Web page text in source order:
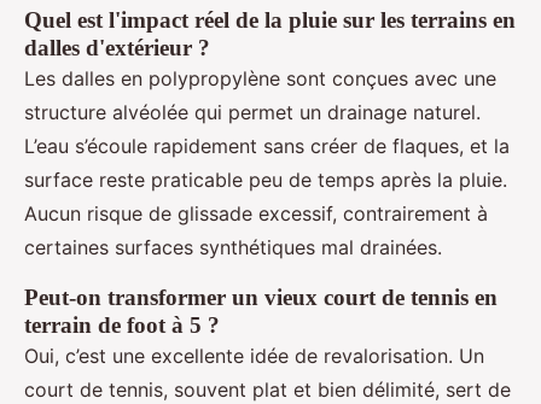
Quel est l'impact réel de la pluie sur les terrains en
dalles d'extérieur ?
Les dalles en polypropylène sont conçues avec une
structure alvéolée qui permet un drainage naturel.
L’eau s’écoule rapidement sans créer de flaques, et la
surface reste praticable peu de temps après la pluie.
Aucun risque de glissade excessif, contrairement à
certaines surfaces synthétiques mal drainées.
Peut-on transformer un vieux court de tennis en
terrain de foot à 5 ?
Oui, c’est une excellente idée de revalorisation. Un
court de tennis, souvent plat et bien délimité, sert de